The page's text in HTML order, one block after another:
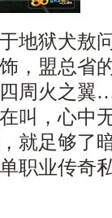
地狱犬敖
，盟总省
周火之翼
叫，心中
就足够了
职业传奇